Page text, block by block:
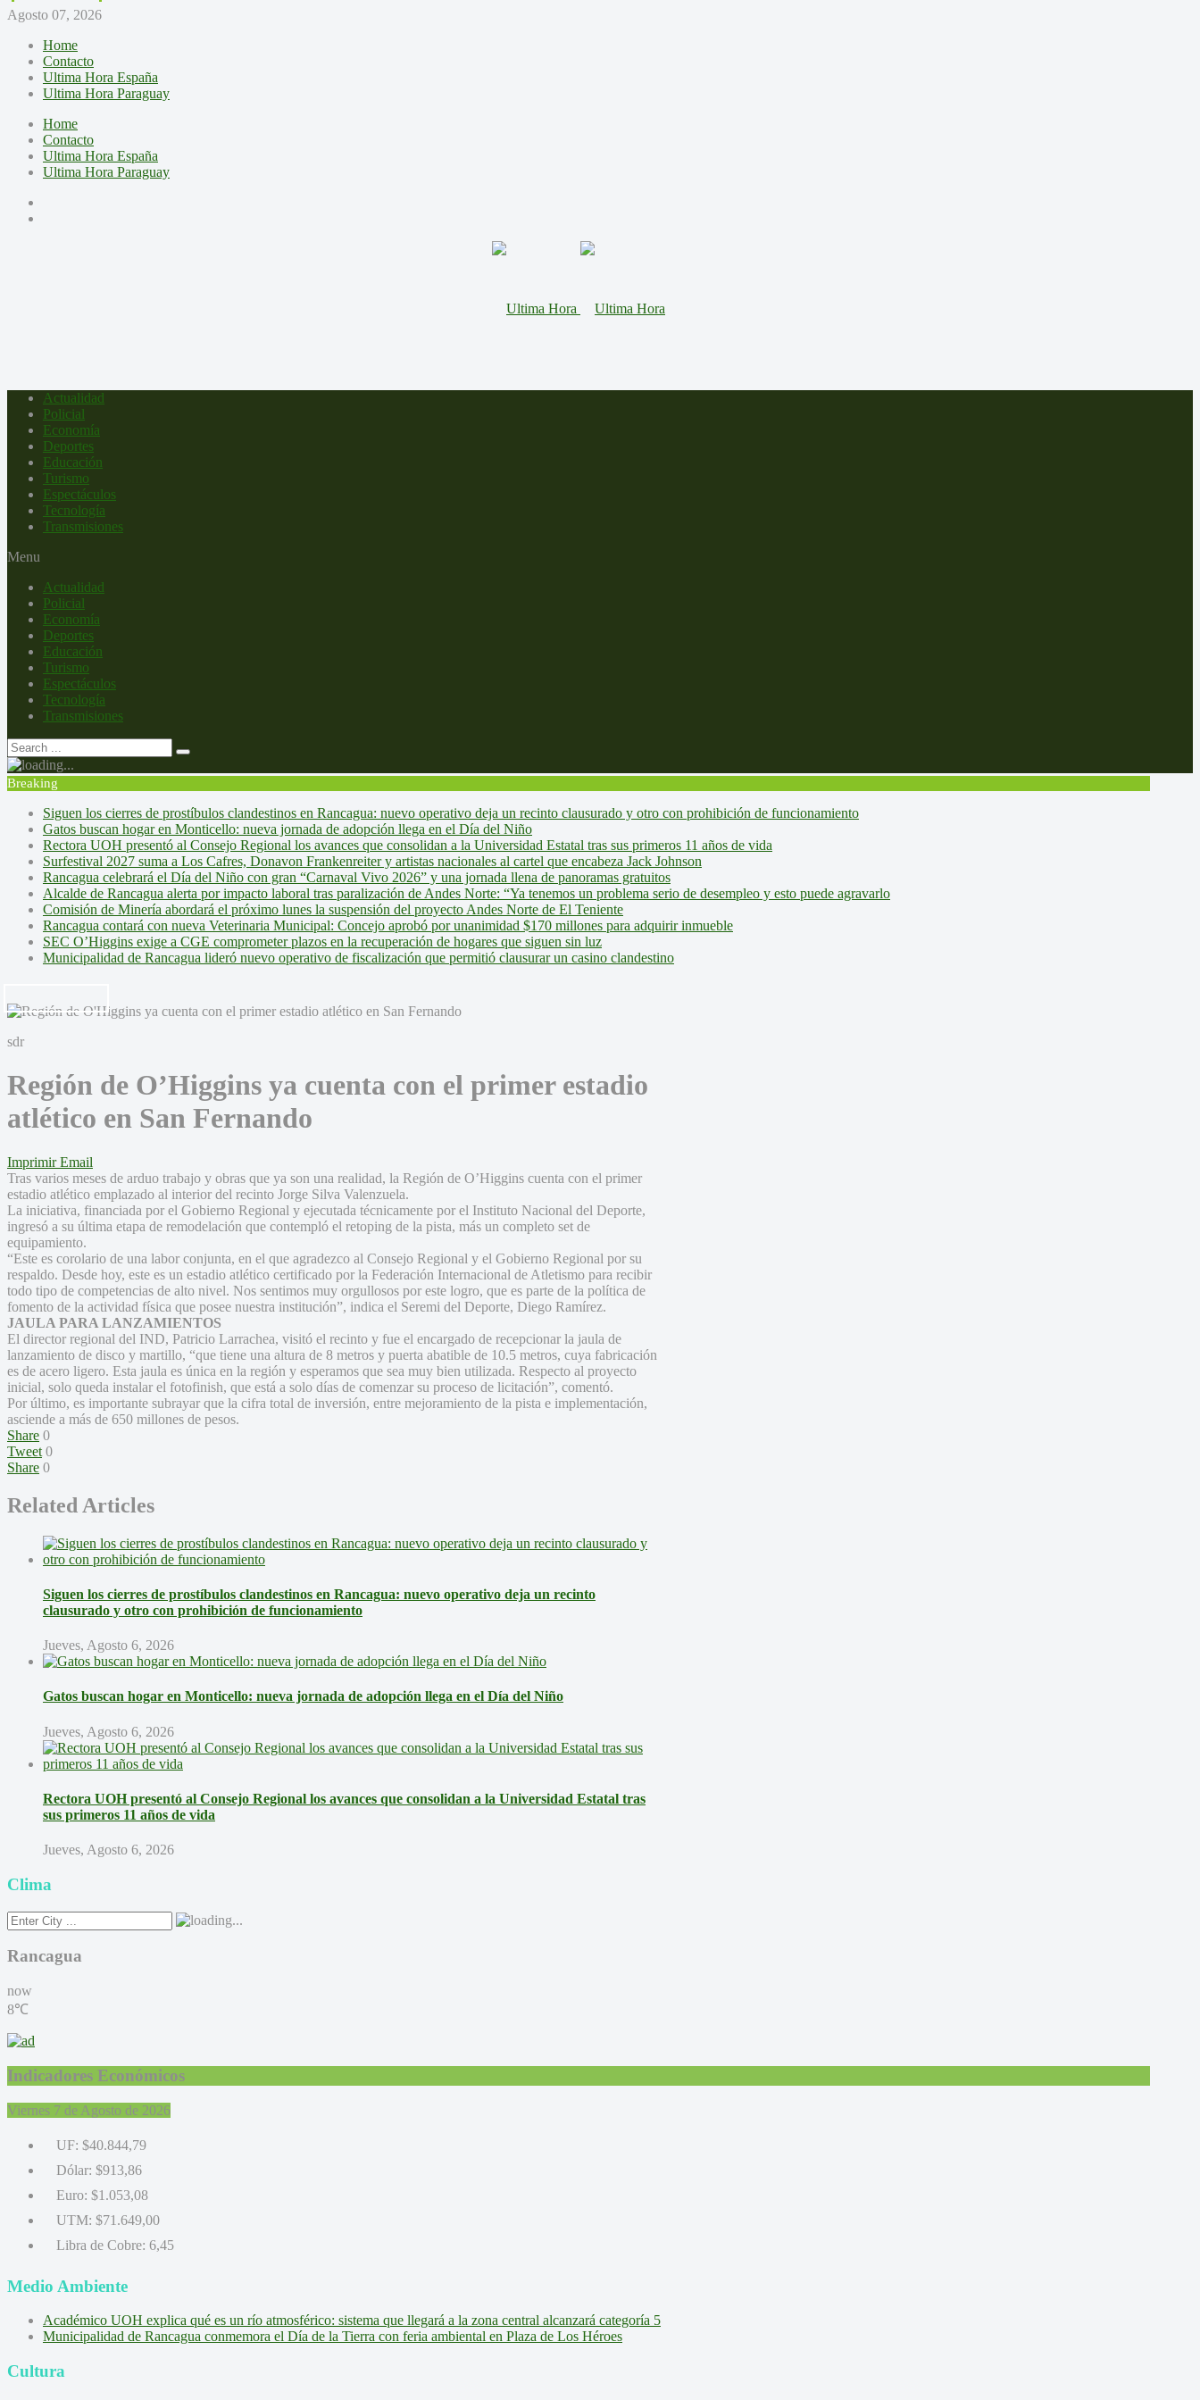
Agosto 07, 2026
Home
Contacto
Ultima Hora España
Ultima Hora Paraguay
Home
Contacto
Ultima Hora España
Ultima Hora Paraguay
Actualidad
Policial
Economía
Deportes
Educación
Turismo
Espectáculos
Tecnología
Transmisiones
Menu
Actualidad
Policial
Economía
Deportes
Educación
Turismo
Espectáculos
Tecnología
Transmisiones
Breaking
Siguen los cierres de prostíbulos clandestinos en Rancagua: nuevo operativo deja un recinto clausurado y otro con prohibición de funcionamiento
Gatos buscan hogar en Monticello: nueva jornada de adopción llega en el Día del Niño
Rectora UOH presentó al Consejo Regional los avances que consolidan a la Universidad Estatal tras sus primeros 11 años de vida
Surfestival 2027 suma a Los Cafres, Donavon Frankenreiter y artistas nacionales al cartel que encabeza Jack Johnson
Rancagua celebrará el Día del Niño con gran “Carnaval Vivo 2026” y una jornada llena de panoramas gratuitos
Alcalde de Rancagua alerta por impacto laboral tras paralización de Andes Norte: “Ya tenemos un problema serio de desempleo y esto puede agravarlo
Comisión de Minería abordará el próximo lunes la suspensión del proyecto Andes Norte de El Teniente
Rancagua contará con nueva Veterinaria Municipal: Concejo aprobó por unanimidad $170 millones para adquirir inmueble
SEC O’Higgins exige a CGE comprometer plazos en la recuperación de hogares que siguen sin luz
Municipalidad de Rancagua lideró nuevo operativo de fiscalización que permitió clausurar un casino clandestino
sdr
Región de O’Higgins ya cuenta con el primer estadio
atlético en San Fernando
Imprimir Email
Tras varios meses de arduo trabajo y obras que ya son una realidad, la Región de O’Higgins cuenta con el primer
estadio atlético emplazado al interior del recinto Jorge Silva Valenzuela.
La iniciativa, financiada por el Gobierno Regional y ejecutada técnicamente por el Instituto Nacional del Deporte,
ingresó a su última etapa de remodelación que contempló el retoping de la pista, más un completo set de
equipamiento.
“Este es corolario de una labor conjunta, en el que agradezco al Consejo Regional y el Gobierno Regional por su
respaldo. Desde hoy, este es un estadio atlético certificado por la Federación Internacional de Atletismo para recibir
todo tipo de competencias de alto nivel. Nos sentimos muy orgullosos por este logro, que es parte de la política de
fomento de la actividad física que posee nuestra institución”, indica el Seremi del Deporte, Diego Ramírez.
JAULA PARA LANZAMIENTOS
El director regional del IND, Patricio Larrachea, visitó el recinto y fue el encargado de recepcionar la jaula de
lanzamiento de disco y martillo, “que tiene una altura de 8 metros y puerta abatible de 10.5 metros, cuya fabricación
es de acero ligero. Esta jaula es única en la región y esperamos que sea muy bien utilizada. Respecto al proyecto
inicial, solo queda instalar el fotofinish, que está a solo días de comenzar su proceso de licitación”, comentó.
Por último, es importante subrayar que la cifra total de inversión, entre mejoramiento de la pista e implementación,
asciende a más de 650 millones de pesos.
Share 0
Tweet 0
Share 0
Related Articles
Siguen los cierres de prostíbulos clandestinos en Rancagua: nuevo operativo deja un recinto
clausurado y otro con prohibición de funcionamiento
Jueves, Agosto 6, 2026
Gatos buscan hogar en Monticello: nueva jornada de adopción llega en el Día del Niño
Jueves, Agosto 6, 2026
Rectora UOH presentó al Consejo Regional los avances que consolidan a la Universidad Estatal tras
sus primeros 11 años de vida
Jueves, Agosto 6, 2026
Clima
Rancagua
now
8℃
Indicadores Económicos
Viernes 7 de Agosto de 2026
UF: $40.844,79
Dólar: $913,86
Euro: $1.053,08
UTM: $71.649,00
Libra de Cobre: 6,45
Medio Ambiente
Académico UOH explica qué es un río atmosférico: sistema que llegará a la zona central alcanzará categoría 5
Municipalidad de Rancagua conmemora el Día de la Tierra con feria ambiental en Plaza de Los Héroes
Cultura